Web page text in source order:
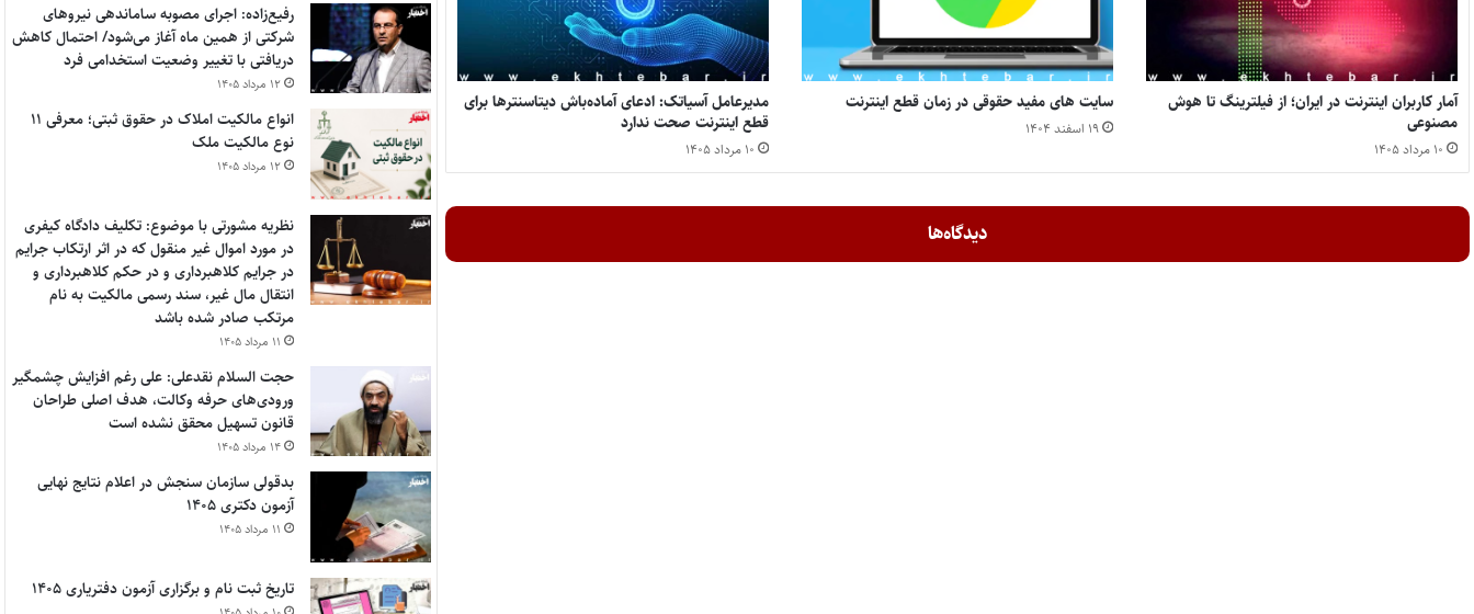
آمار کاربران اینترنت در ایران؛ از فیلترینگ تا هوش
مصنوعی
۱۰ مرداد ۱۴۰۵
سایت های مفید حقوقی در زمان قطع اینترنت
۱۹ اسفند ۱۴۰۴
مدیرعامل آسیاتک: ادعای آماده‌باش دیتاسنترها برای
قطع اینترنت صحت ندارد
۱۰ مرداد ۱۴۰۵
دیدگاه‌ها
رفیع‌زاده: اجرای مصوبه ساماندهی نیروهای
شرکتی از همین ماه آغاز می‌شود/ احتمال کاهش
دریافتی با تغییر وضعیت استخدامی فرد
۱۲ مرداد ۱۴۰۵
انواع مالکیت املاک در حقوق ثبتی؛ معرفی ۱۱
نوع مالکیت ملک
۱۲ مرداد ۱۴۰۵
نظریه مشورتی با موضوع: تکلیف دادگاه کیفری
در مورد اموال غیر منقول که در اثر ارتکاب جرایم
در جرایم کلاهبرداری و در حکم کلاهبرداری و
انتقال مال غیر، سند رسمی مالکیت به نام
مرتکب صادر شده باشد
۱۱ مرداد ۱۴۰۵
حجت السلام نقدعلی: علی رغم افزایش چشمگیر
ورودی‌های حرفه وکالت، هدف اصلی طراحان
قانون تسهیل محقق نشده است
۱۴ مرداد ۱۴۰۵
بدقولی سازمان سنجش در اعلام نتایج نهایی
آزمون دکتری ۱۴۰۵
۱۱ مرداد ۱۴۰۵
تاریخ ثبت نام و برگزاری آزمون دفتریاری ۱۴۰۵